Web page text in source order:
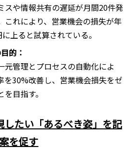
スや情報共有の遅延が月間20件発
これにより、営業機会の損失が年
上ると試算されている。
的：
元管理とプロセスの自動化によ
を30%改善し、営業機会損失をゼ
目指す。
したい「あるべき姿」を記
を促す